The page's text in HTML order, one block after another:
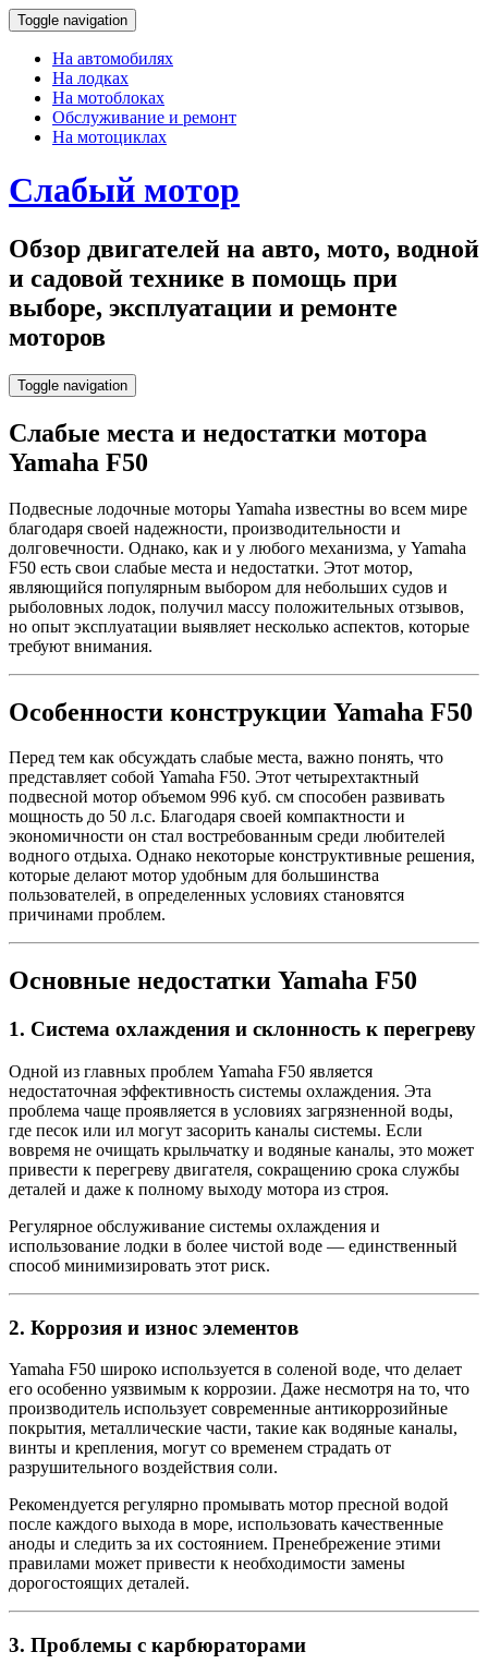
Toggle navigation
На автомобилях
На лодках
На мотоблоках
Обслуживание и ремонт
На мотоциклах
Слабый мотор
Обзор двигателей на авто, мото, водной
и садовой технике в помощь при
выборе, эксплуатации и ремонте
моторов
Toggle navigation
Слабые места и недостатки мотора
Yamaha F50
Подвесные лодочные моторы Yamaha известны во всем мире
благодаря своей надежности, производительности и
долговечности. Однако, как и у любого механизма, у Yamaha
F50 есть свои слабые места и недостатки. Этот мотор,
являющийся популярным выбором для небольших судов и
рыболовных лодок, получил массу положительных отзывов,
но опыт эксплуатации выявляет несколько аспектов, которые
требуют внимания.
Особенности конструкции Yamaha F50
Перед тем как обсуждать слабые места, важно понять, что
представляет собой Yamaha F50. Этот четырехтактный
подвесной мотор объемом 996 куб. см способен развивать
мощность до 50 л.с. Благодаря своей компактности и
экономичности он стал востребованным среди любителей
водного отдыха. Однако некоторые конструктивные решения,
которые делают мотор удобным для большинства
пользователей, в определенных условиях становятся
причинами проблем.
Основные недостатки Yamaha F50
1. Система охлаждения и склонность к перегреву
Одной из главных проблем Yamaha F50 является
недостаточная эффективность системы охлаждения. Эта
проблема чаще проявляется в условиях загрязненной воды,
где песок или ил могут засорить каналы системы. Если
вовремя не очищать крыльчатку и водяные каналы, это может
привести к перегреву двигателя, сокращению срока службы
деталей и даже к полному выходу мотора из строя.
Регулярное обслуживание системы охлаждения и
использование лодки в более чистой воде — единственный
способ минимизировать этот риск.
2. Коррозия и износ элементов
Yamaha F50 широко используется в соленой воде, что делает
его особенно уязвимым к коррозии. Даже несмотря на то, что
производитель использует современные антикоррозийные
покрытия, металлические части, такие как водяные каналы,
винты и крепления, могут со временем страдать от
разрушительного воздействия соли.
Рекомендуется регулярно промывать мотор пресной водой
после каждого выхода в море, использовать качественные
аноды и следить за их состоянием. Пренебрежение этими
правилами может привести к необходимости замены
дорогостоящих деталей.
3. Проблемы с карбюраторами